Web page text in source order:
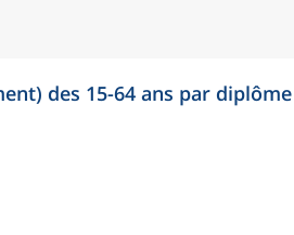
des 15-64 ans par diplôme